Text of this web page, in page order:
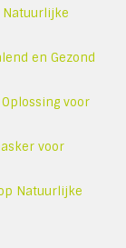
Natuurlijke
en Gezond
voor
voor
Natuurlijke